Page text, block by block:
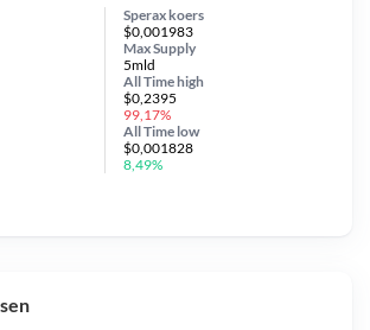
Sperax koers
$0,001983
Max Supply
5mld
All Timehigh
$0,2395
99,17%
All Time low
$0,001828
8,49%